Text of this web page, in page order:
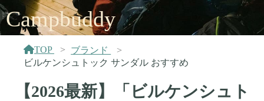
Campbuddy
TOP
ブランド
ビルケンシュトック サンダル おすすめ
【2026最新】「ビルケンシュト